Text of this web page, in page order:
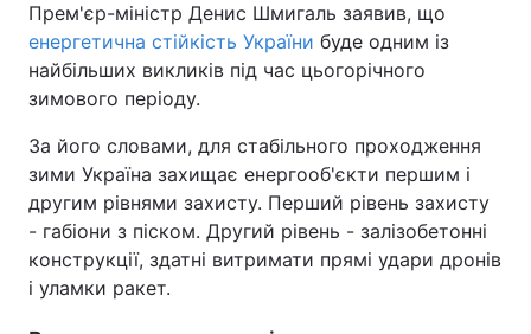
Прем'єр-міністр Денис Шмигаль заявив, що
енергетична стійкість України буде одним із
найбільших викликів під час цьогорічного
зимового періоду.
За його словами, для стабільного проходження
зими Україна захищає енергооб'єкти першим і
другим рівнями захисту. Перший рівень захисту
- габіони з піском. Другий рівень - залізобетонні
конструкції, здатні витримати прямі удари дронів
і уламки ракет.